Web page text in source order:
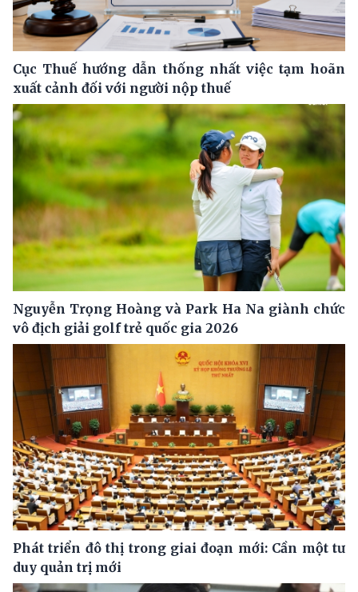
Cục Thuế hướng dẫn thống nhất việc tạm hoãn
xuất cảnh đối với người nộp thuế
Nguyễn Trọng Hoàng và Park Ha Na giành chức
vô địch giải golf trẻ quốc gia 2026
Phát triển đô thị trong giai đoạn mới: Cần một tư
duy quản trị mới